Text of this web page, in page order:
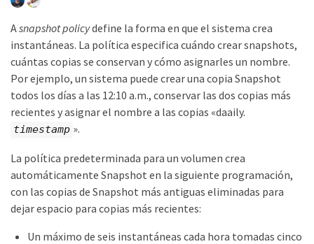
Asnapshot policydefine la forma en que el sistema crea
instantáneas. La política especifica cuándo crear snapshots,
cuántas copias se conservan y cómo asignarles un nombre.
Por ejemplo, un sistema puede crear una copia Snapshot
todos los días a las 12:10 a.m., conservar las dos copias más
recientes y asignar el nombre a las copias «daaily.
timestamp ».
La política predeterminada para un volumen crea
automáticamente Snapshot en la siguiente programación,
con las copias de Snapshot más antiguas eliminadas para
dejar espacio para copias más recientes:
Un máximo de seis instantáneas cada hora tomadas cinco